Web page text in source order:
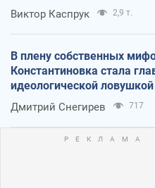
Виктор Каспрук 2,9 т.
В плену собственных
Константиновка стала
идеологической
оккупантов
Дмитрий Снегирев 717